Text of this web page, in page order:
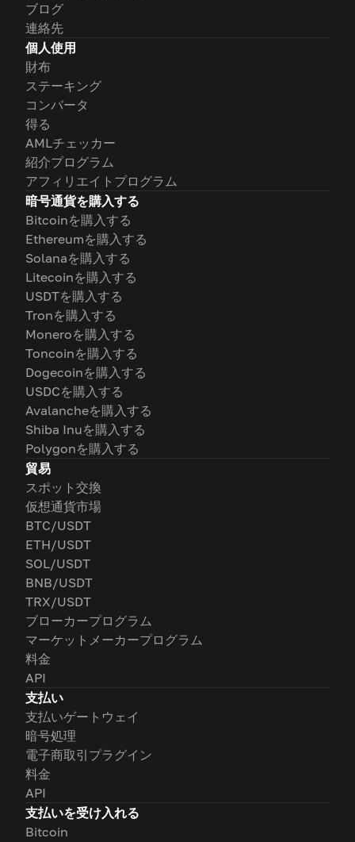
ブログ
連絡先
個人使用
財布
ステーキング
コンバータ
得る
AMLチェッカー
紹介プログラム
アフィリエイトプログラム
暗号通貨を購入する
Bitcoinを購入する
Ethereumを購入する
Solanaを購入する
Litecoinを購入する
USDTを購入する
Tronを購入する
Moneroを購入する
Toncoinを購入する
Dogecoinを購入する
USDCを購入する
Avalancheを購入する
Shiba Inuを購入する
Polygonを購入する
貿易
スポット交換
仮想通貨市場
BTC/USDT
ETH/USDT
SOL/USDT
BNB/USDT
TRX/USDT
ブローカープログラム
マーケットメーカープログラム
料金
API
支払い
支払いゲートウェイ
暗号処理
電子商取引プラグイン
料金
API
支払いを受け入れる
Bitcoin